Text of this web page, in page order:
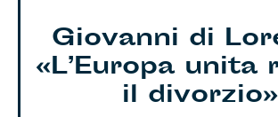
Giovanni di
«L’Europa unita
il divorzio»